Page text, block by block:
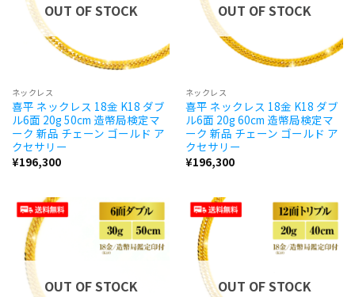
OUT OF STOCK
ネックレス
喜平 ネックレス 18金 K18 ダブ
ル6面 20g 50cm 造幣局検定マ
ーク 新品 チェーン ゴールド ア
クセサリー
¥196,300
OUT OF STOCK
ネックレス
喜平 ネックレス 18金 K18 ダブ
ル6面 20g 60cm 造幣局検定マ
ーク 新品 チェーン ゴールド ア
クセサリー
¥196,300
OUT OF STOCK OUT OF STOCK